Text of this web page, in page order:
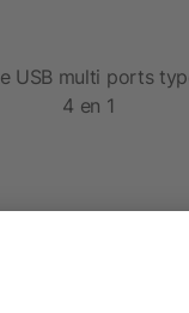
USB multi ports
4 en 1